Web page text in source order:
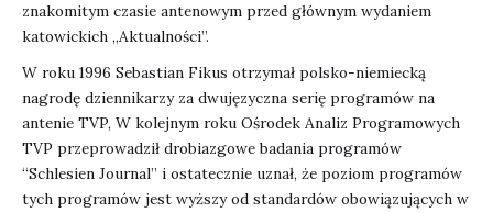
znakomitym czasie antenowym przed głównym wydaniem
katowickich „Aktualności”.
W roku 1996 Sebastian Fikus otrzymał polsko-niemiecką
nagrodę dziennikarzy za dwujęzyczna serię programów na
antenie TVP, W kolejnym roku Ośrodek Analiz Programowych
TVP przeprowadził drobiazgowe badania programów
“Schlesien Journal” i ostatecznie uznał, że poziom programów
tych programów jest wyższy od standardów obowiązujących w